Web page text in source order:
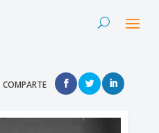
COMPARTE